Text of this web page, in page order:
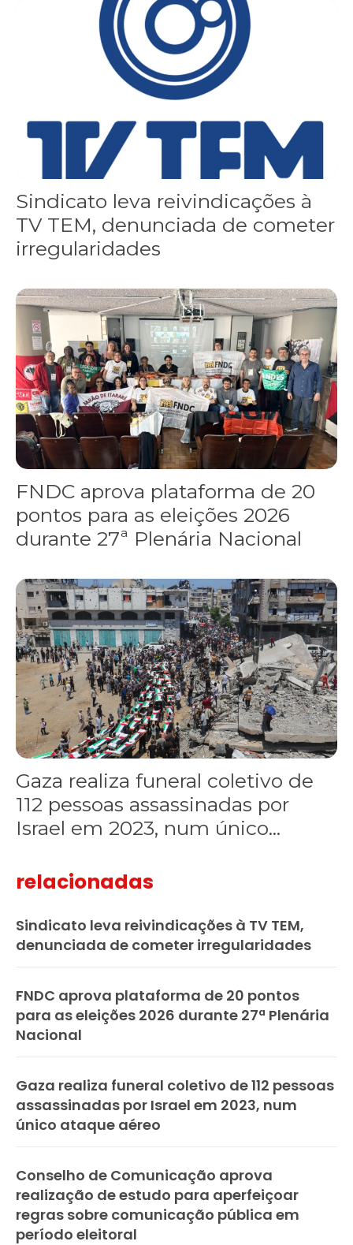
Sindicato leva reivindicações à TV TEM, denunciada de cometer
Sindicato leva reivindicações à
TV TEM, denunciada de cometer
irregularidades
FNDC aprova plataforma de 20 pontos para as eleições 2026
FNDC aprova plataforma de 20
pontos para as eleições 2026
durante 27ª Plenária Nacional
Gaza realiza funeral coletivo de 112 pessoas assassinadas por
Gaza realiza funeral coletivo de
112 pessoas assassinadas por
Israel em 2023, num único...
relacionadas
Sindicato leva reivindicações à TV TEM,
denunciada de cometer irregularidades
FNDC aprova plataforma de 20 pontos
para as eleições 2026 durante 27ª Plenária
Nacional
Gaza realiza funeral coletivo de 112 pessoas
assassinadas por Israel em 2023, num
único ataque aéreo
Conselho de Comunicação aprova
realização de estudo para aperfeiçoar
regras sobre comunicação pública em
período eleitoral